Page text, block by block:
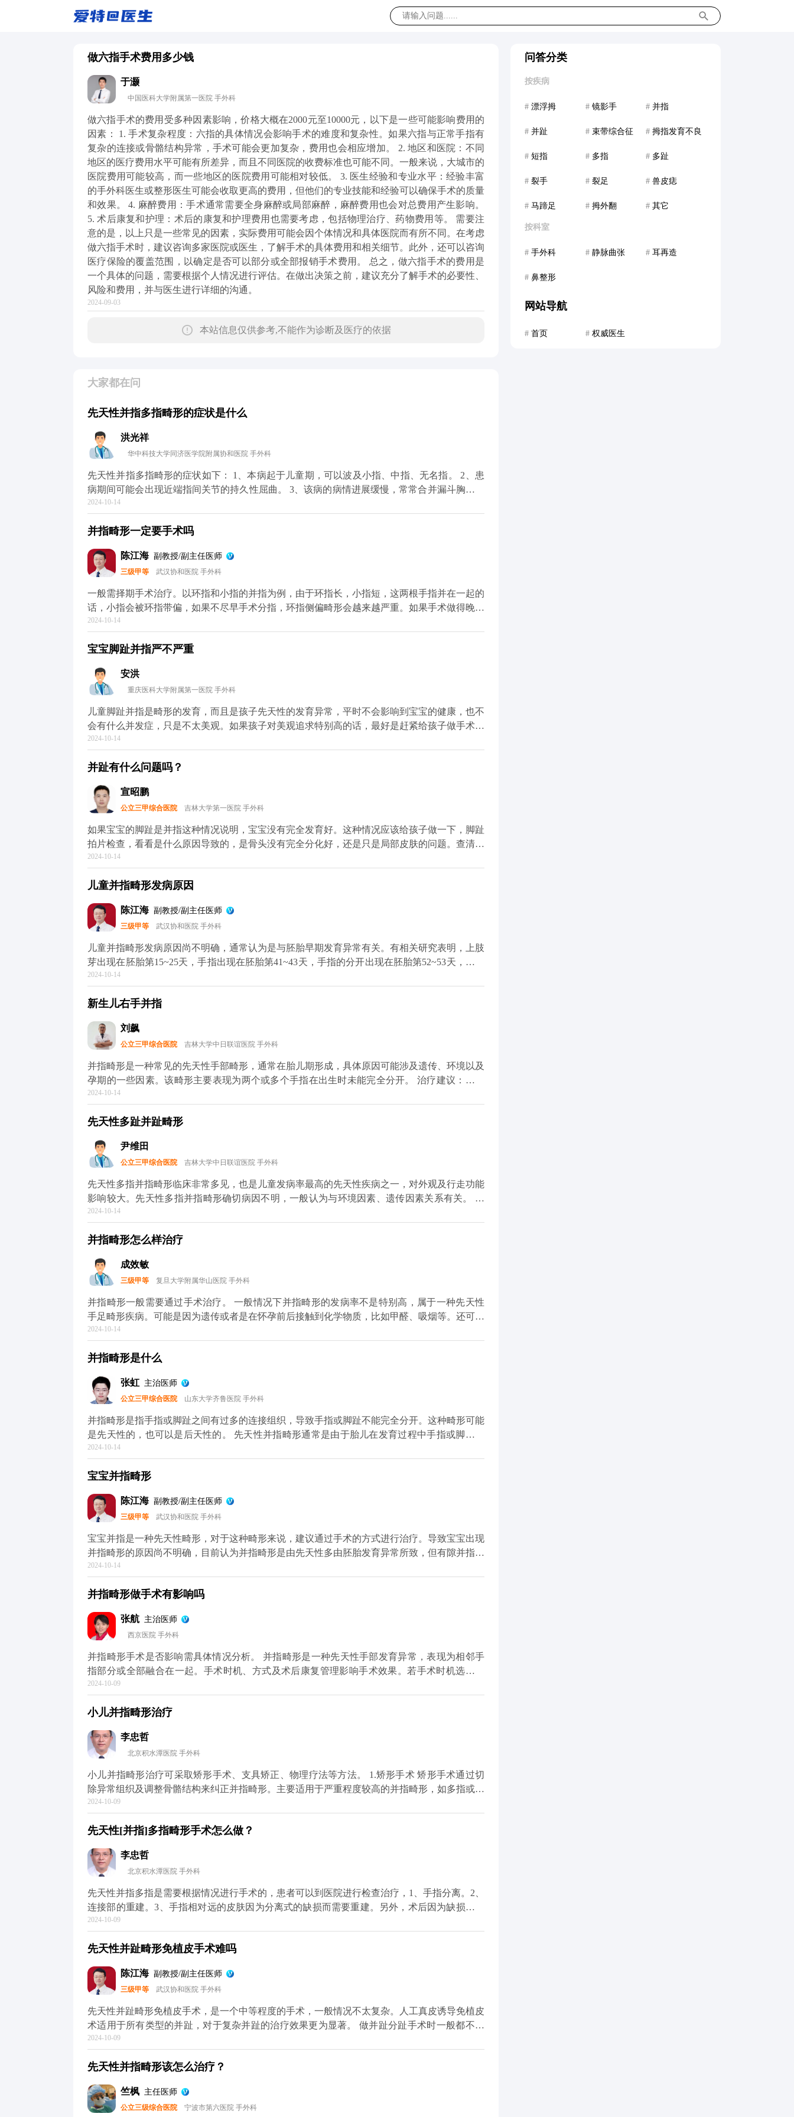
做六指手术费用多少钱
于灏
中国医科大学附属第一医院 手外科
做六指手术的费用受多种因素影响，价格大概在2000元至10000元，以下是一些可能影响费用的
因素： 1. 手术复杂程度：六指的具体情况会影响手术的难度和复杂性。如果六指与正常手指有
复杂的连接或骨骼结构异常，手术可能会更加复杂，费用也会相应增加。 2. 地区和医院：不同
地区的医疗费用水平可能有所差异，而且不同医院的收费标准也可能不同。一般来说，大城市的
医院费用可能较高，而一些地区的医院费用可能相对较低。 3. 医生经验和专业水平：经验丰富
的手外科医生或整形医生可能会收取更高的费用，但他们的专业技能和经验可以确保手术的质量
和效果。 4. 麻醉费用：手术通常需要全身麻醉或局部麻醉，麻醉费用也会对总费用产生影响。
5. 术后康复和护理：术后的康复和护理费用也需要考虑，包括物理治疗、药物费用等。 需要注
意的是，以上只是一些常见的因素，实际费用可能会因个体情况和具体医院而有所不同。在考虑
做六指手术时，建议咨询多家医院或医生，了解手术的具体费用和相关细节。此外，还可以咨询
医疗保险的覆盖范围，以确定是否可以部分或全部报销手术费用。 总之，做六指手术的费用是
一个具体的问题，需要根据个人情况进行评估。在做出决策之前，建议充分了解手术的必要性、
风险和费用，并与医生进行详细的沟通。
2024-09-03
本站信息仅供参考,不能作为诊断及医疗的依据
大家都在问
先天性并指多指畸形的症状是什么
洪光祥
华中科技大学同济医学院附属协和医院 手外科
先天性并指多指畸形的症状如下： 1、本病起于儿童期，可以波及小指、中指、无名指。 2、患
病期间可能会出现近端指间关节的持久性屈曲。 3、该病的病情进展缓慢，常常合并漏斗胸、眼
睑下垂、脊柱侧弯等。 4、部分手指可能会出现鹅颈弯头样畸形及掌指关节的伸展过度。 5、多
的骨科或儿科就诊。医生会结合每个病人具体的情况选择最合适的治疗方式，以帮助稳定病情。
2024-10-14
并指畸形一定要手术吗
陈江海 副教授/副主任医师
三级甲等 武汉协和医院 手外科
一般需择期手术治疗。以环指和小指的并指为例，由于环指长，小指短，这两根手指并在一起的
话，小指会被环指带偏，如果不尽早手术分指，环指侧偏畸形会越来越严重。如果手术做得晚，
哪怕环指被释放出来了，它的畸形问题仍然会很严重，所以要尽早手术。 并指畸形的存在除了
感的孩子来说更是如此。因此，如果孩子身体健康，体重达标，需择期手术治疗，最佳手术时机
2024-10-14
宝宝脚趾并指严不严重
安洪
重庆医科大学附属第一医院 手外科
儿童脚趾并指是畸形的发育，而且是孩子先天性的发育异常，平时不会影响到宝宝的健康，也不
会有什么并发症，只是不太美观。如果孩子对美观追求特别高的话，最好是赶紧给孩子做手术，
在一岁半以前做手术是最合适的，这样才可以避免影响宝宝的自信。
2024-10-14
并趾有什么问题吗？
宣昭鹏
公立三甲综合医院 吉林大学第一医院 手外科
如果宝宝的脚趾是并指这种情况说明，宝宝没有完全发育好。这种情况应该给孩子做一下，脚趾
拍片检查，看看是什么原因导致的，是骨头没有完全分化好，还是只是局部皮肤的问题。查清楚
了可以手术治疗的，不同的情况可能手术方法不通，所以应该先检查。
2024-10-14
儿童并指畸形发病原因
陈江海 副教授/副主任医师
三级甲等 武汉协和医院 手外科
儿童并指畸形发病原因尚不明确，通常认为是与胚胎早期发育异常有关。有相关研究表明，上肢
芽出现在胚胎第15~25天，手指出现在胚胎第41~43天，手指的分开出现在胚胎第52~53天，在相
邻手指分化的进程中，指间间充质组织的凋亡或缺失可能是并指形成的原因。 儿童并指畸形是
放出来。一般来说，只要孩子身体状况良好，体重达标，一般6个月左右就可以手术。
2024-10-14
新生儿右手并指
刘飙
公立三甲综合医院 吉林大学中日联谊医院 手外科
并指畸形是一种常见的先天性手部畸形，通常在胎儿期形成，具体原因可能涉及遗传、环境以及
孕期的一些因素。该畸形主要表现为两个或多个手指在出生时未能完全分开。 治疗建议：对于
并指畸形，手术治疗是主要的治疗方法。手术时机通常选择在婴儿期或儿童期，以确保手指的正
建。手术后，患儿需要进行一定的康复训练和物理治疗，以促进手指功能的恢复。 生活建议：
和物理治疗，并定期到医院复查，以评估手术效果和手指功能的恢复情况。此外，家长应给予患
儿足够的心理支持，帮助他们建立积极的心态，勇敢面对治疗过程中的挑战。 请注意，以上内
容仅供参考，具体诊断和治疗方案需由专业医生根据患儿的具体情况进行制定。特殊人群如早产
儿或存在其他健康问题的患儿可能需要更加细致的评估和个性化的治疗方案。因此，强烈建议家
长带患儿到正规医院进行详细检查和咨询，遵医嘱进行治疗和康复。如有任何不适或异常，应及
时就医。
2024-10-14
先天性多趾并趾畸形
尹维田
公立三甲综合医院 吉林大学中日联谊医院 手外科
先天性多指并指畸形临床非常多见，也是儿童发病率最高的先天性疾病之一，对外观及行走功能
影响较大。先天性多指并指畸形确切病因不明，一般认为与环境因素、遗传因素关系有关。 先
天性脚趾畸形包括漂浮指、多指、并指、多并指、拇内翻、巨指症等，严重者影响足部外观和功
学习和社会生活，甚至影响到以后的就业、工作和婚姻。 先天性并指畸形根据病史及临床体格
2024-10-14
并指畸形怎么样治疗
成效敏
三级甲等 复旦大学附属华山医院 手外科
并指畸形一般需要通过手术治疗。 一般情况下并指畸形的发病率不是特别高，属于一种先天性
手足畸形疾病。可能是因为遗传或者是在怀孕前后接触到化学物质，比如甲醛、吸烟等。还可能
是怀孕期间母体健康状态异常等原因造成的。此类疾病需要根据患者手的血运情况和并指的类型
行多次手术。 如果并指畸形出现皮肤缺损的情况时，还需要在做手术的时候做植皮治疗，形成
2024-10-14
并指畸形是什么
张虹 主治医师
公立三甲综合医院 山东大学齐鲁医院 手外科
并指畸形是指手指或脚趾之间有过多的连接组织，导致手指或脚趾不能完全分开。这种畸形可能
是先天性的，也可以是后天性的。 先天性并指畸形通常是由于胎儿在发育过程中手指或脚趾之
间的分离过程受到干扰所致。后天性并指畸形可能是由于手部或足部的创伤、感染或炎症引起
或足部的正常活动。 治疗方法包括手术分离、物理治疗和康复训练等。手术分离是最常见的治
手部或足部的功能和活动能力。
2024-10-14
宝宝并指畸形
陈江海 副教授/副主任医师
三级甲等 武汉协和医院 手外科
宝宝并指是一种先天性畸形，对于这种畸形来说，建议通过手术的方式进行治疗。导致宝宝出现
并指畸形的原因尚不明确，目前认为并指畸形是由先天性多由胚胎发育异常所致，但有隙并指则
是个例外，其是在手指分化完成后形成的。虽然越来越多类型的并指病变基因及其在染色体中的
体健康的话，应在其6个月大左右的时候进行治疗。基于血运的情况，并指畸形在分指的过程可
在分指的过程中，常会出现指蹼相对缘皮肤缺损的情况，为了加速伤口愈合，医生会根据患者的
需求选择自身取皮植皮或人工真皮诱导零植皮技术来对伤口进行覆盖。
2024-10-14
并指畸形做手术有影响吗
张航 主治医师
西京医院 手外科
并指畸形手术是否影响需具体情况分析。 并指畸形是一种先天性手部发育异常，表现为相邻手
指部分或全部融合在一起。手术时机、方式及术后康复管理影响手术效果。若手术时机选择过
晚，可能导致手指功能受限或畸形加重。例如，如果在孩子手指骨骼发育成熟前进行手术，可能
部卫生，避免感染，以促进伤口愈合和功能恢复。
2024-10-09
小儿并指畸形治疗
李忠哲
北京积水潭医院 手外科
小儿并指畸形治疗可采取矫形手术、支具矫正、物理疗法等方法。 1.矫形手术 矫形手术通过切
除异常组织及调整骨骼结构来纠正并指畸形。主要适用于严重程度较高的并指畸形，如多指或多
趾合并的情况。 2.支具矫正 支具矫正利用定制化的外固定器具，在医生指导下佩戴以帮助调整
理疗法 物理疗法包括按摩、被动运动等手段，旨在改善血液循环、缓解肌肉紧张。适合于轻微
健康状况以及并指的程度。必要时，需定期复查以监测病情变化，并根据医嘱选择合适的治疗策
略。
2024-10-09
先天性[并指]多指畸形手术怎么做？
李忠哲
北京积水潭医院 手外科
先天性并指多指是需要根据情况进行手术的，患者可以到医院进行检查治疗，1、手指分离。2、
连接部的重建。3、手指相对远的皮肤因为分离式的缺损而需要重建。另外，术后因为缺损的皮
肤需要进行部分的植皮手术，一般在手术后两周左右比较好。
2024-10-09
先天性并趾畸形免植皮手术难吗
陈江海 副教授/副主任医师
三级甲等 武汉协和医院 手外科
先天性并趾畸形免植皮手术，是一个中等程度的手术，一般情况不太复杂。人工真皮诱导免植皮
术适用于所有类型的并趾，对于复杂并趾的治疗效果更为显著。 做并趾分趾手术时一般都不植
皮了，而是采用人工真皮诱导免植皮技术，将人工真皮材料贴在创伤处，诱导皮肤自己生长，不
除了在创面长轴线处存在线性瘢痕外，局部再生的皮肤质量与正常皮肤极为相似，不会出现色素
过定期更换敷料及结合康复锻炼，可达到改善患趾术后外形和功能的目的，同时在身体其他部位
不遗留疤痕
2024-10-09
先天性并指畸形该怎么治疗？
竺枫 主任医师
公立三级综合医院 宁波市第六医院 手外科
问答分类
按疾病
# 漂浮拇 # 镜影手 # 并指
# 并趾 # 束带综合征 # 拇指发育不良
# 短指 # 多指 # 多趾
# 裂手 # 裂足 # 兽皮痣
# 马蹄足 # 拇外翻 # 其它
按科室
# 手外科 # 静脉曲张 # 耳再造
# 鼻整形
网站导航
# 首页 # 权威医生